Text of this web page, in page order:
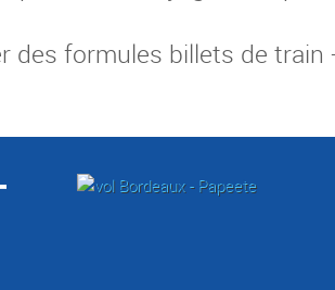
des formules billets de train